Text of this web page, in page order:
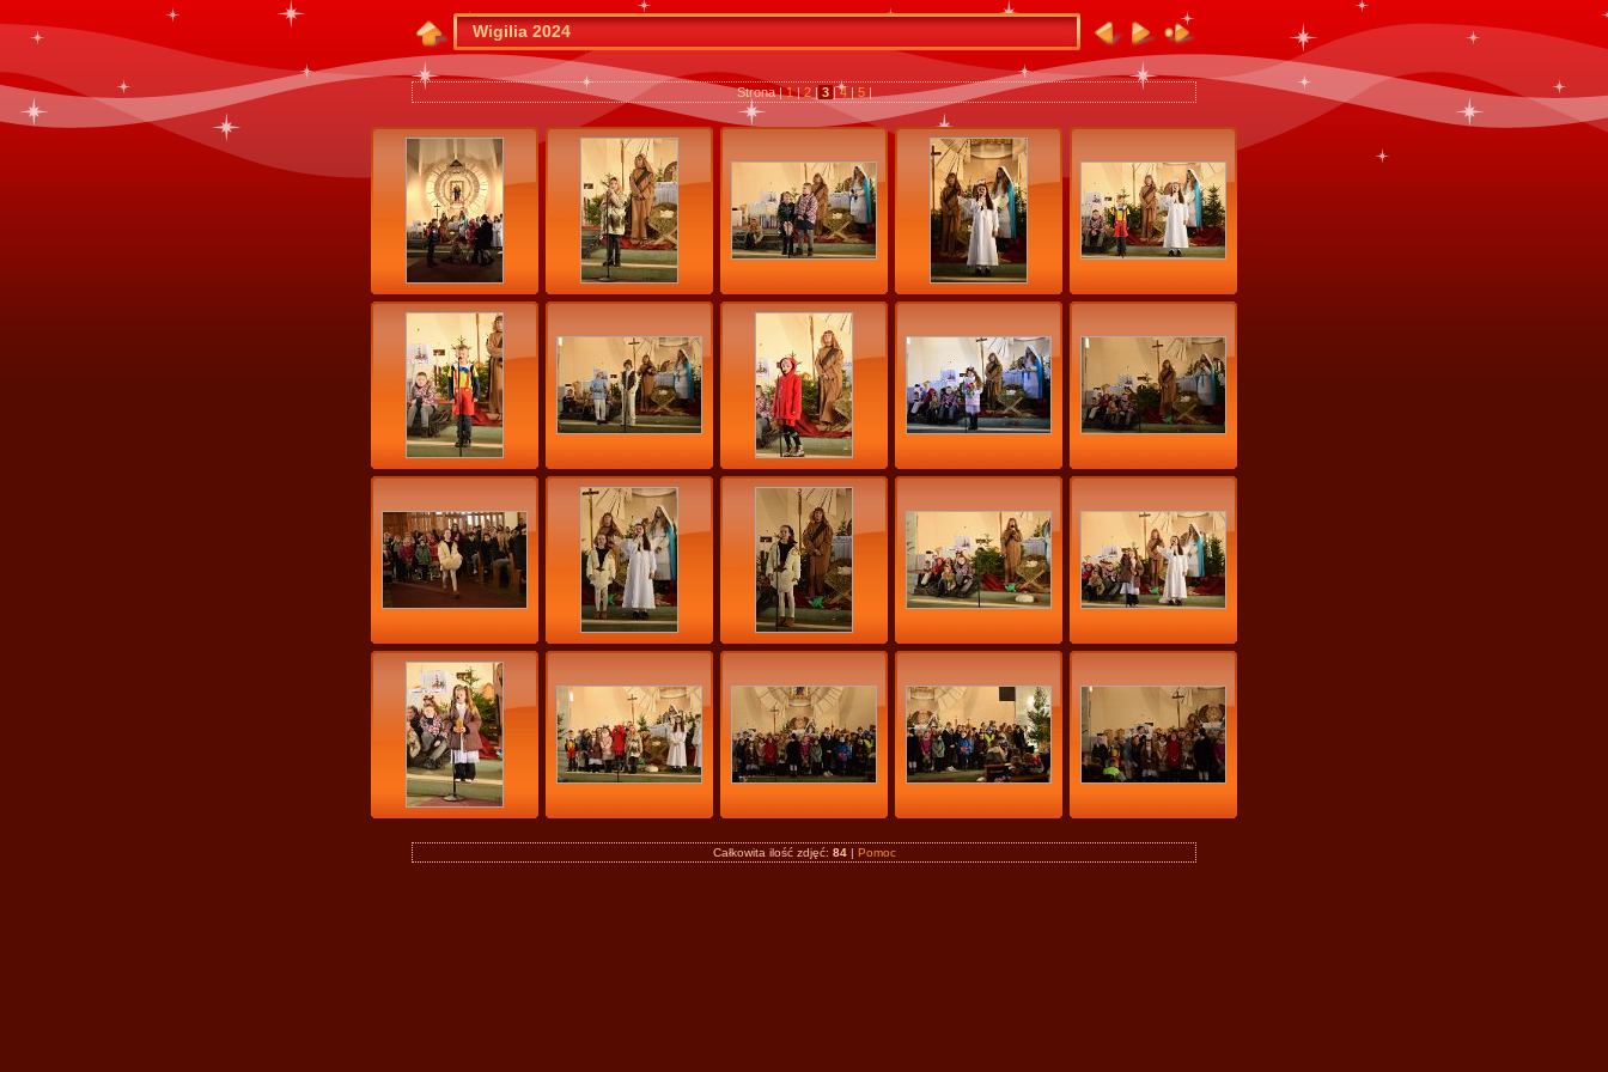
Wigilia 2024
Strona |1|2 | 3 |4 | 5 |
Całkowita ilość zdjęć: 84| Pomoc